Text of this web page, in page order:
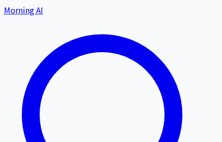
Morning AI